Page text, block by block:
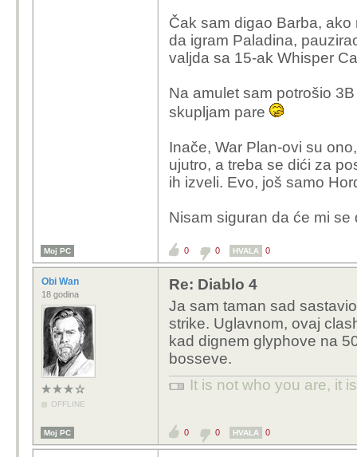
sam puta umro jer
zatim tu je situacija
statovi vise nisu
prijasnjih 35 ali i
mephisto fight je
da svaki build mora
postenu sansu da ga
koristit (osim onih
samo je zalosno sto
Čak sam digao Barba,
da igram Paladina,
valjda sa 15-ak Whisper
Na amulet sam potrošio
skupljam pare
Inače, War Plan-ovi su
ujutro, a treba se dići za
ih izveli. Evo, još samo
Nisam siguran da će mi
Moj PC 0 0 HVALA 0
Obi Wan
18 godina
OFFLINE
Re: Diablo 4
Ja sam taman sad
strike. Uglavnom, ovaj
kad dignem glyphove na
bosseve.
It is not who you are, it
Moj PC 0 0 HVALA 0